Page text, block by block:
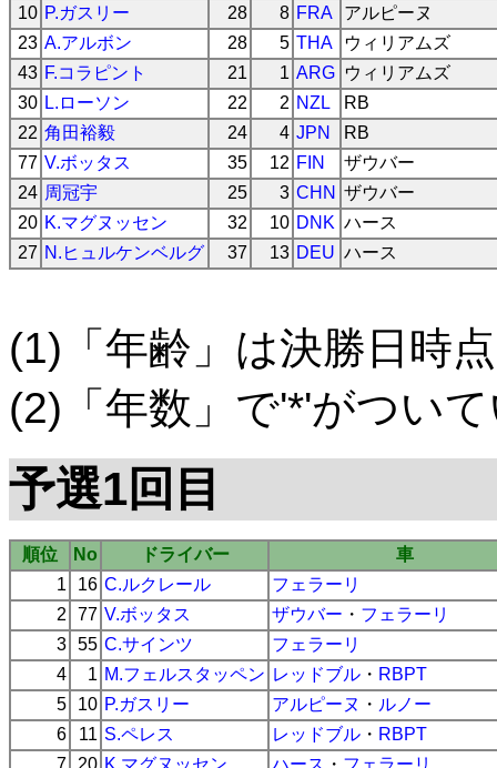
10 P.ガスリー 28 8 FRA
アルピーヌ
23 A.アルボン 28 5 THA
ウィリアムズ
43 F.コラピント 21 1 ARG ウィリアムズ
30 L.ローソン 22 2 NZL
RB
22 角田裕毅 24 4 JPN
RB
77 V.ボッタス 35 12 FIN
ザウバー
24 周冠宇 25 3 CHN ザウバー
20 K.マグヌッセン 32 10 DNK ハース
27 N.ヒュルケンベルグ 37 13 DEU ハース
(1)「年齢」は決勝日時点
(2)「年数」で'*'がつい
予選1回目
順位 No ドライバー
車
1
16 C.ルクレール
フェラーリ
2
77 V.ボッタス ザウバー ・ フェラーリ
3 55 C.サインツ
フェラーリ
4
1 M.フェルスタッペン レッドブル ・ RBPT
5
10 P.ガスリー アルピーヌ ・ ルノー
6
11 S.ペレス レッドブル ・ RBPT